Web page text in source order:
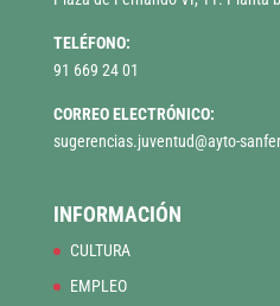
TELÉFONO:
91 669 24 01
CORREO ELECTRÓNICO:
sugerencias.juventud@ayto-
INFORMACIÓN
CULTURA
EMPLEO